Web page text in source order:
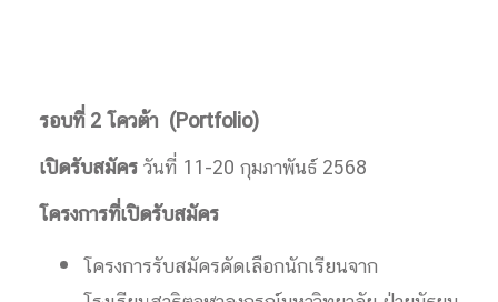
รอบที่ 2 โควต้า (Portfolio)
เปิดรับสมัครวันที่ 11-20 กุมภาพันธ์ 2568
โครงการที่เปิดรับสมัคร
โครงการรับสมัครคัดเลือกนักเรียนจาก